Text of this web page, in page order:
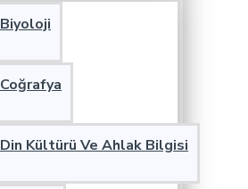
Biyoloji
Coğrafya
Din Kültürü Ve Ahlak Bilgisi